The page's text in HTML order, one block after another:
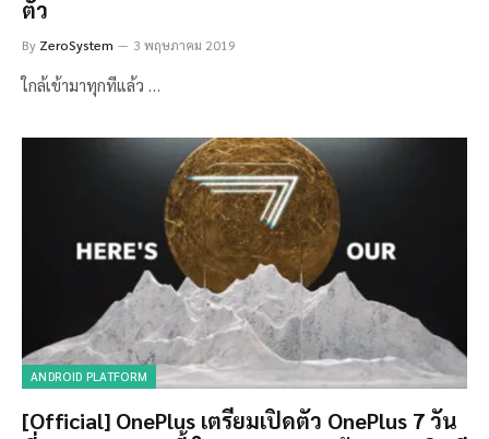
ตัว
By ZeroSystem 3 พฤษภาคม 2019
ใกล้เข้ามาทุกทีแล้ว …
ANDROID PLATFORM
[Official] OnePlus เตรียมเปิดตัว OnePlus 7 วัน